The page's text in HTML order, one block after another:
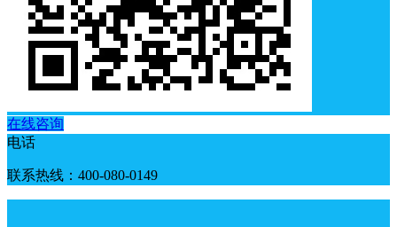
在线咨询
电话
联系热线：400-080-0149